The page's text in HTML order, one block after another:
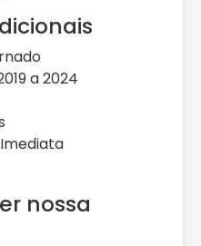
a 2024
Imediata
nossa